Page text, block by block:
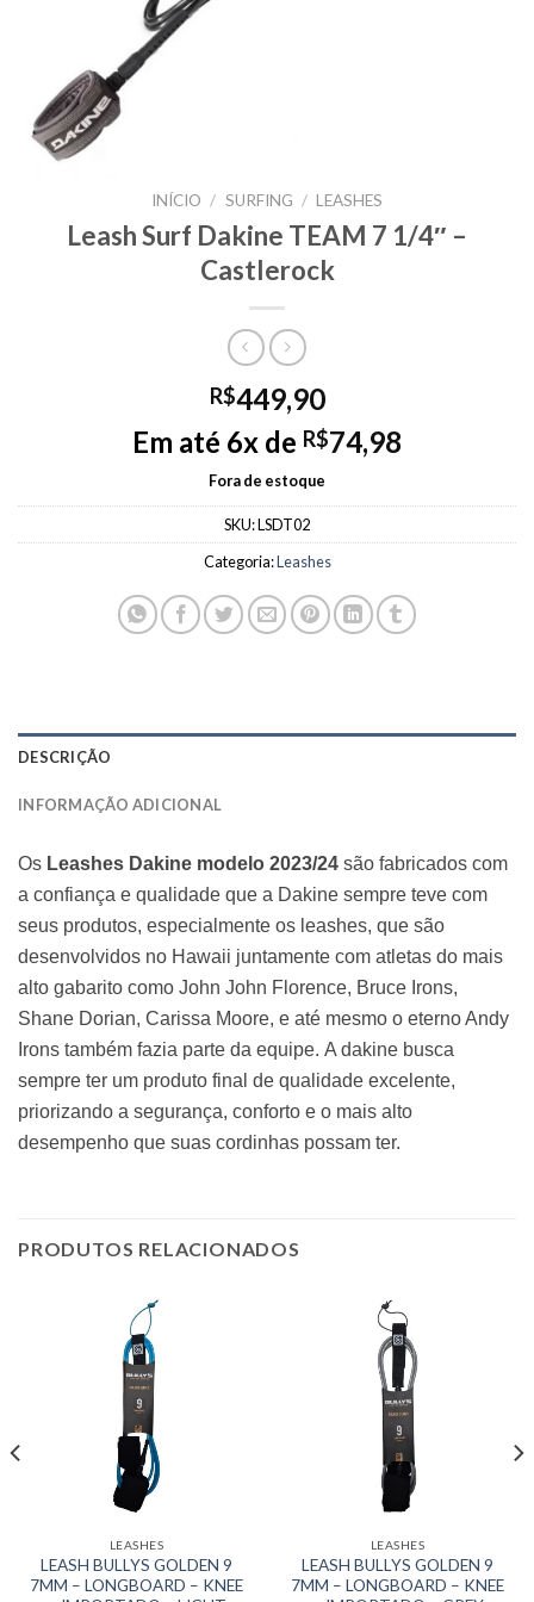
INÍCIO / SURFING / LEASHES
Leash Surf Dakine TEAM 7 1/4″ –
Castlerock
R$449,90
Em até 6x de R$74,98
Fora de estoque
SKU:LSDT02
Categoria:Leashes
DESCRIÇÃO
INFORMAÇÃO ADICIONAL
Os Leashes Dakine modelo 2023/24 são fabricados com
a confiança e qualidade que a Dakine sempre teve com
seus produtos, especialmente os leashes, que são
desenvolvidos no Hawaii juntamente com atletas do mais
alto gabarito como John John Florence, Bruce Irons,
Shane Dorian, Carissa Moore, e até mesmo o eterno Andy
Irons também fazia parte da equipe. A dakine busca
sempre ter um produto final de qualidade excelente,
priorizando a segurança, conforto e o mais alto
desempenho que suas cordinhas possam ter.
PRODUTOS RELACIONADOS
LEASHES
LEASH BULLYS GOLDEN 9
7MM – LONGBOARD – KNEE
LEASHES
LEASH BULLYS GOLDEN 9
7MM – LONGBOARD – KNEE